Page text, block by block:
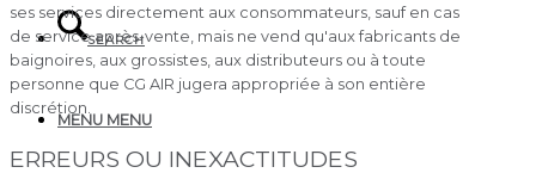
SEARCH
MENU MENU
ses services directement aux consommateurs, sauf en cas
de service après-vente, mais ne vend qu'aux fabricants de
baignoires, aux grossistes, aux distributeurs ou à toute
personne que CG AIR jugera appropriée à son entière
discrétion.
ERREURS OU INEXACTITUDES